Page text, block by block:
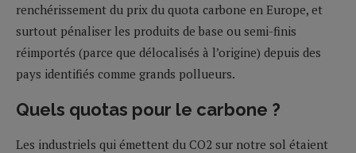
renchérissement du prix du quota carbone en Europe, et
surtout pénaliser les produits de base ou semi-finis
réimportés (parce que délocalisés à l’origine) depuis des
pays identifiés comme grands pollueurs.
Quels quotas pour le carbone ?
Les industriels qui émettent du CO2 sur notre sol étaient